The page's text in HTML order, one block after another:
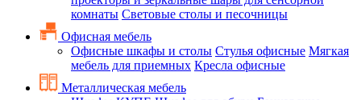
комнаты Световые столы и песочницы
Офисная мебель
Офисные шкафы и столы Стулья офисные Мягкая
мебель для приемных Кресла офисные
Металлическая мебель